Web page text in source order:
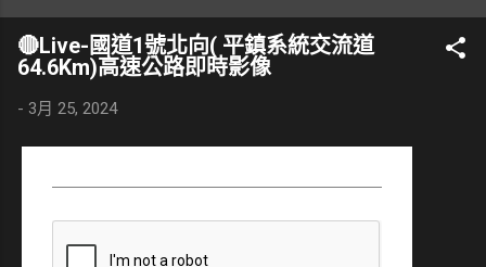
🔴Live-國道1號北向( 平鎮系統交流道
64.6Km)高速公路即時影像
- 3月 25, 2024